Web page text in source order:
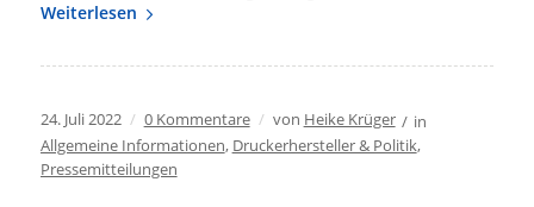
Weiterlesen
24. Juli 2022 / 0 Kommentare / von Heike Krüger / in
Allgemeine Informationen, Druckerhersteller & Politik,
Pressemitteilungen